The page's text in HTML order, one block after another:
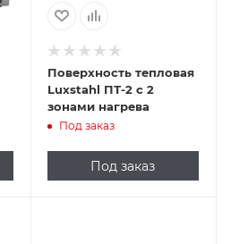
Поверхность тепловая
Luxstahl ПТ-2 с 2
зонами нагрева
Под заказ
Под заказ